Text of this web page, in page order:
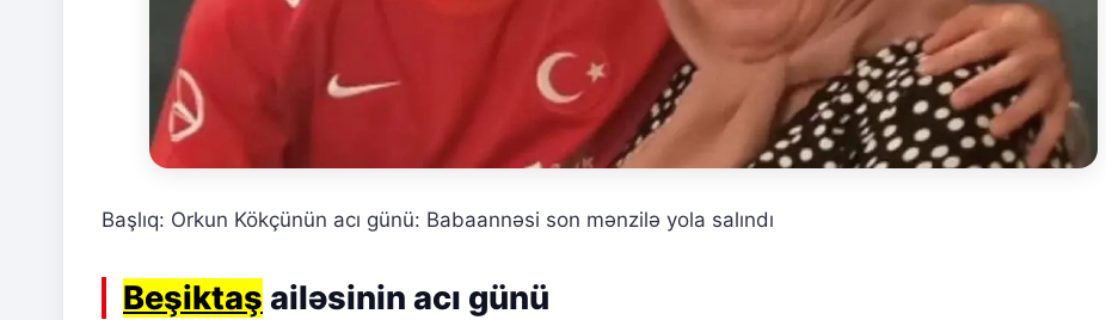
Başlıq: Orkun Kökçünün acı günü: Babaannəsi son mənzilə yola salındı
Beşiktaş ailəsinin acı günü